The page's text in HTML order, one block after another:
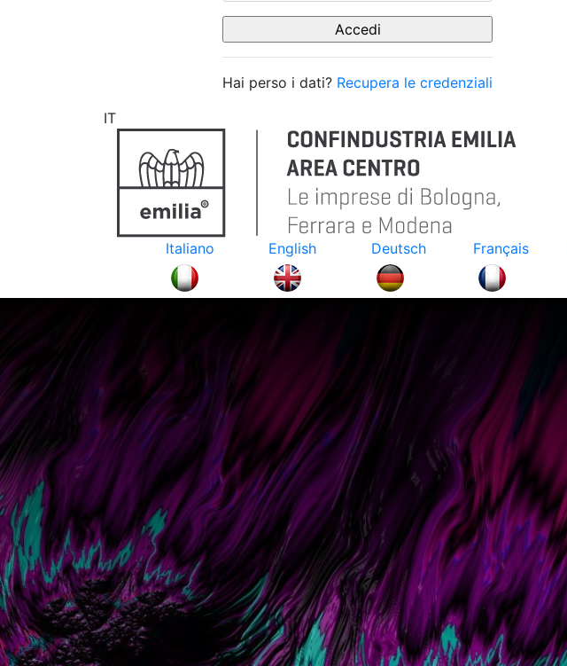
Hai perso i dati? Recupera le credenziali
IT
Italiano
English Deutsch Français